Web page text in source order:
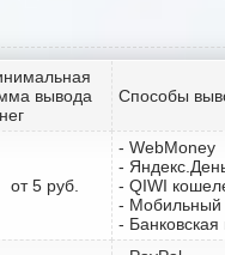
вывода
Способы
от 5 руб.
- WebMoney
-
- QIWI
- Мобильный
-